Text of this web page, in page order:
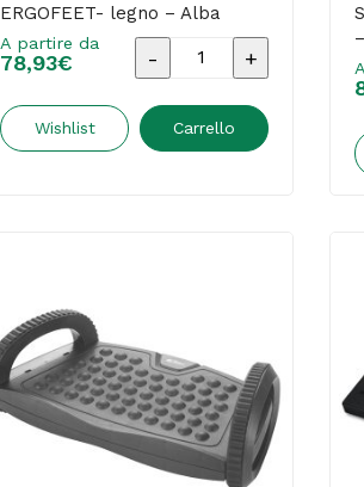
ERGOFEET- legno – Alba
A partire da
78,93€
Poggiapiedi
ERGOFEET-
Wishlist Carrello